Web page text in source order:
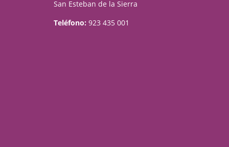
San Esteban de la Sierra
Teléfono: 923 435 001